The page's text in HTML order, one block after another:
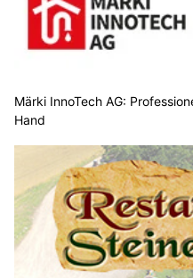
Märki InnoTech AG:
Hand